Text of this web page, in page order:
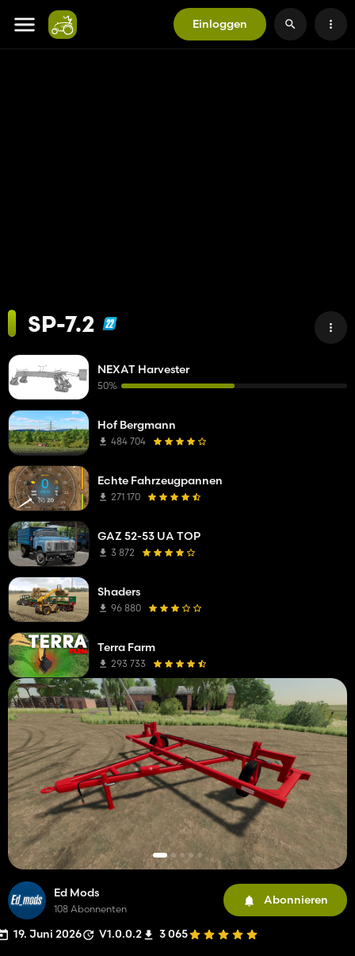
Einloggen
SP-7.2
Ed Mods
108 Abonnenten
Abonnieren
19. Juni 2026 V1.0.0.2 3 065
NEXAT Harvester
50%
Hof Bergmann
484 704
Echte Fahrzeugpannen
271 170
GAZ 52-53 UA TOP
3 872
Shaders
96 880
Terra Farm
293 733